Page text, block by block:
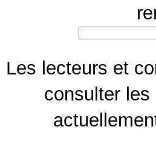
Les lecteurs et
consulter les